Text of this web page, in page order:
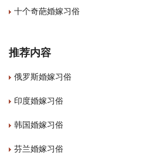
十个奇葩婚嫁习俗
推荐内容
俄罗斯婚嫁习俗
印度婚嫁习俗
韩国婚嫁习俗
芬兰婚嫁习俗